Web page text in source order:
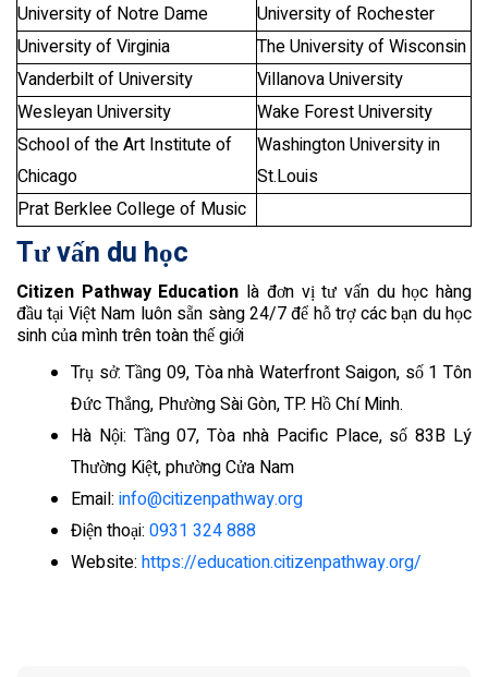
University of Notre Dame
University of Rochester
University of Virginia
The University of Wisconsin
Vanderbilt of University
Villanova University
Wesleyan University
Wake Forest University
School of the Art Institute of
Chicago
Washington University in
St.Louis
Prat Berklee College of Music
Tư vấn du học
Citizen Pathway Education là đơn vị tư vấn du học hàng
đầu tại Việt Nam luôn sẵn sàng 24/7 để hỗ trợ các bạn du học
sinh của mình trên toàn thế giới
Trụ sở: Tầng 09, Tòa nhà Waterfront Saigon, số 1 Tôn
Đức Thắng, Phường Sài Gòn, TP. Hồ Chí Minh.
Hà Nội: Tầng 07, Tòa nhà Pacific Place, số 83B Lý
Thường Kiệt, phường Cửa Nam
Email: info@citizenpathway.org
Điện thoại: 0931 324 888
Website: https://education.citizenpathway.org/